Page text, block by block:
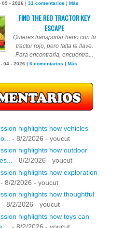
09 - 2026 | 31 comentarios | Más
FIND THE RED TRACTOR KEY
ESCAPE
Quieres transportar heno con tu
tractor rojo, pero falta la llave.
Para encontrarla, encuentra...
04 - 2026 | 6 comentarios | Más
highlights how vehicles
- 8/2/2026 - youcut
highlights how outdoor
- 8/2/2026 - youcut
highlights how exploration
- 8/2/2026 - youcut
highlights how thoughtful
- 8/2/2026 - youcut
highlights how toys can
- 8/2/2026 - youcut